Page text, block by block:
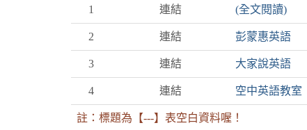
1 連結 (全文閱讀)
2 連結 彭蒙惠英語
3 連結 大家說英語
4 連結 空中英語教室
註：標題為【---】表空白資料喔！